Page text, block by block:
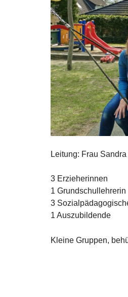
Leitung: Frau
3 Erzieherinnen
1 Grundschullehrerin
3
1 Auszubildende
Kleine Gruppen,